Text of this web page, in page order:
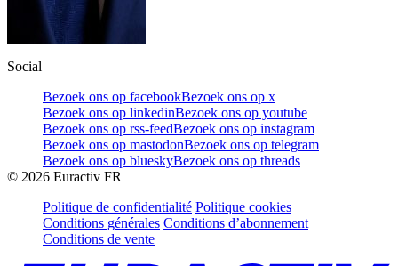
Social
Bezoek ons op facebookBezoek ons op x
Bezoek ons op linkedinBezoek ons op youtube
Bezoek ons op rss-feedBezoek ons op instagram
Bezoek ons op mastodonBezoek ons op telegram
Bezoek ons op blueskyBezoek ons op threads
© 2026 Euractiv FR
Politique de confidentialité Politique cookies
Conditions générales Conditions d’abonnement
Conditions de vente